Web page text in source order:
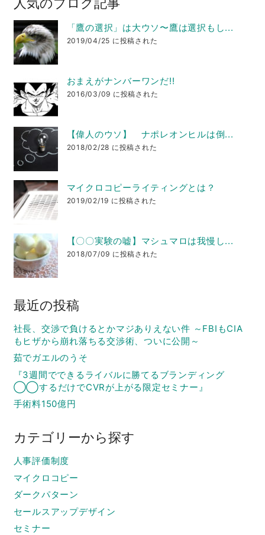
「鷹の選択」は大ウソ〜鷹は選択もし...
2019/04/25 に投稿された
おまえがナンバーワンだ!!
2016/03/09 に投稿された
【偉人のウソ】 ナポレオンヒルは倒...
2018/02/28 に投稿された
マイクロコピーライティングとは？
2019/02/19 に投稿された
【〇〇実験の嘘】マシュマロは我慢し...
2018/07/09 に投稿された
最近の投稿
社長、交渉で負けるとかマジありえない件 ～FBIもCIA
もヒザから崩れ落ちる交渉術、ついに公開～
茹でガエルのうそ
『3週間でできるライバルに勝てるブランディング
◯◯するだけでCVRが上がる限定セミナー』
手術料150億円
カテゴリーから探す
人事評価制度
マイクロコピー
ダークパターン
セールスアップデザイン
セミナー